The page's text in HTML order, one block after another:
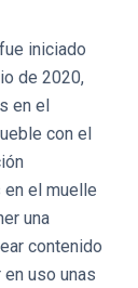
iniciado
de 2020,
en el
con el
en el muelle
una
contenido
uso unas